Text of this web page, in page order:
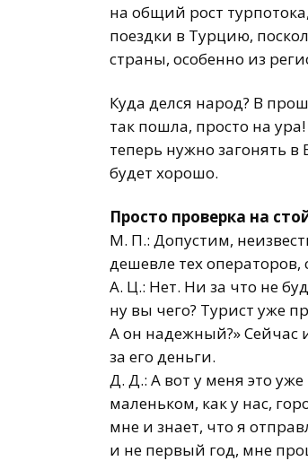
на общий рост
поездки в Турцию,
страны, особенно из
Куда делся народ? В
так пошла, просто на
теперь нужно загонять
будет хорошо.
Просто проверка на
М. П.: Допустим,
дешевле тех
А. Ц.: Нет. Ни за что не
ну вы чего? Турист уже
А он надежный?» Сейчас
за его деньги.
Д. Д.: А вот у меня это
маленьком, как у нас,
мне и знает, что я
и не первый год, мне